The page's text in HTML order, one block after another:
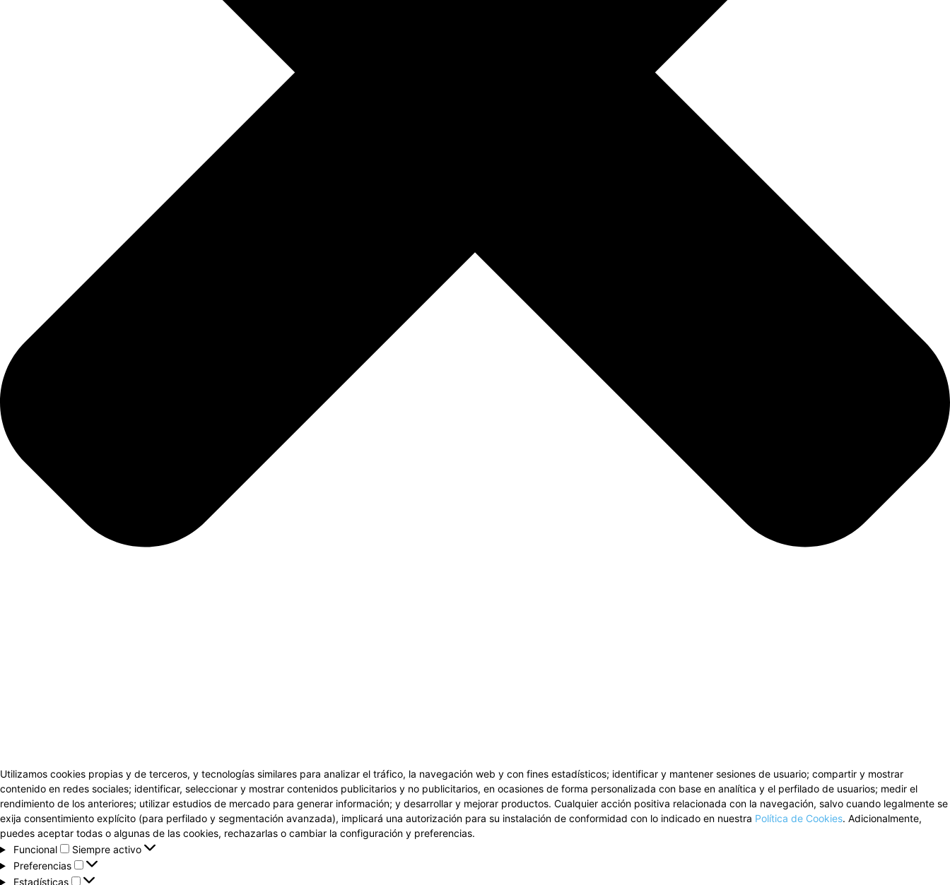
Utilizamos cookies propias y de terceros, y tecnologías similares para analizar el tráfico, la navegación web y con fines estadísticos; identificar y mantener sesiones de usuario; compartir y mostrar
contenido en redes sociales; identificar, seleccionar y mostrar contenidos publicitarios y no publicitarios, en ocasiones de forma personalizada con base en analítica y el perfilado de usuarios; medir el
rendimiento de los anteriores; utilizar estudios de mercado para generar información; y desarrollar y mejorar productos. Cualquier acción positiva relacionada con la navegación, salvo cuando legalmente se
exija consentimiento explícito (para perfilado y segmentación avanzada), implicará una autorización para su instalación de conformidad con lo indicado en nuestra Política de Cookies. Adicionalmente,
puedes aceptar todas o algunas de las cookies, rechazarlas o cambiar la configuración y preferencias.
Funcional
Funcional
Siempre activo
Preferencias
Preferencias
Estadísticas
Estadísticas